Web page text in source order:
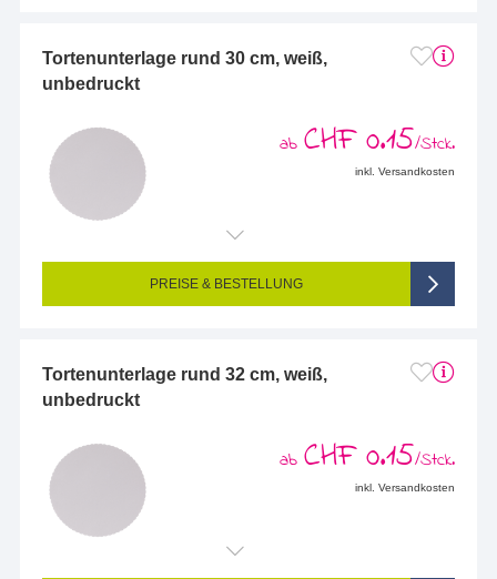
Tortenunterlage rund 30 cm, weiß,
unbedruckt
ab CHF 0.15/Stck.
inkl. Versandkosten
PREISE & BESTELLUNG
Tortenunterlage rund 32 cm, weiß,
unbedruckt
ab CHF 0.15/Stck.
inkl. Versandkosten